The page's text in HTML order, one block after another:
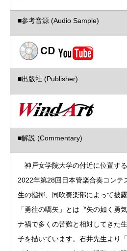
■参考音源 (Audio Sample)
■出版社 (Publisher)
■解説 (Commentary)
神戸女学院大学の付近に位置す
2022年第28回日本管楽合奏コンテ
生の指揮、同吹奏楽部によって披露
「勇往の嚆矢」とは〝矢の如く勇
ナ禍で多くの苦難と相対してきた
子を描いています。石井先生より